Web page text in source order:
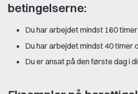
betingelserne:
Du har arbejdet mindst 160
Du har arbejdet mindst 40 timer
Du er ansat på den første dag i